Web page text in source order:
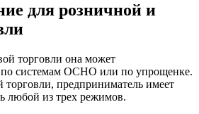
для розничной и
торговли она может
по системам ОСНО или по упрощенке.
торговли, предприниматель имеет
любой из трех режимов.